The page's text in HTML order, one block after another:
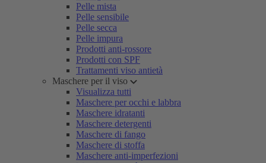
Pelle mista
Pelle sensibile
Pelle secca
Pelle impura
Prodotti anti-rossore
Prodotti con SPF
Trattamenti viso antietà
Maschere per il viso
Visualizza tutti
Maschere per occhi e labbra
Maschere idratanti
Maschere detergenti
Maschere di fango
Maschere di stoffa
Maschere anti-imperfezioni